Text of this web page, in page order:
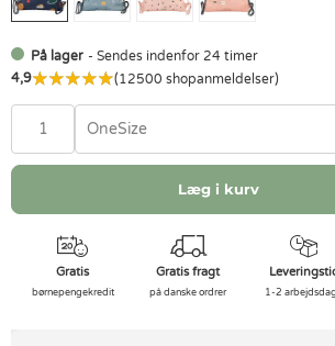
På lager - Sendes indenfor 24 timer
4,9
(12500 shopanmeldelser)
OneSize
Læg i kurv
Gratis
børnepengekredit
Gratis fragt
på danske ordrer 1-2